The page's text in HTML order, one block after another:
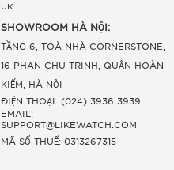
UK
SHOWROOM HÀ NỘI:
TẦNG 6, TOÀ NHÀ CORNERSTONE,
16 PHAN CHU TRINH, QUẬN HOÀN
KIẾM, HÀ NỘI
ĐIỆN THOẠI: (024) 3936 3939
EMAIL:
SUPPORT@LIKEWATCH.COM
MÃ SỐ THUẾ: 0313267315